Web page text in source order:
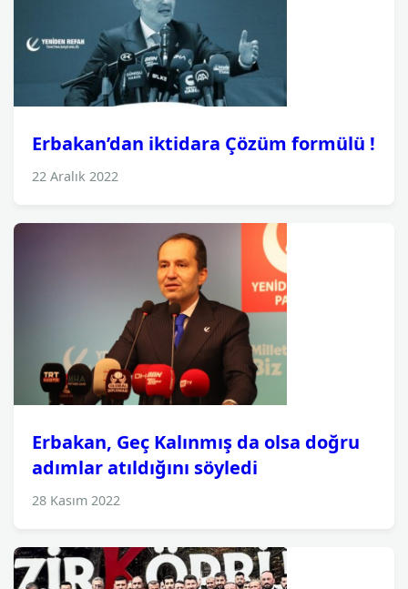
Erbakan’dan iktidara Çözüm formülü !
22 Aralık 2022
Erbakan, Geç Kalınmış da olsa doğru
adımlar atıldığını söyledi
28 Kasım 2022